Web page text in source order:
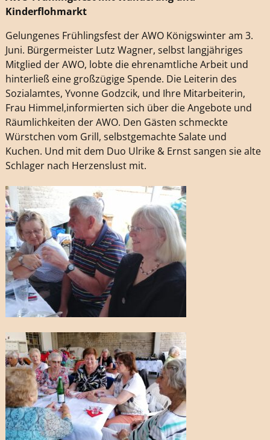
Kinderflohmarkt
Gelungenes Frühlingsfest der AWO Königswinter am 3.
Juni. Bürgermeister Lutz Wagner, selbst langjähriges
Mitglied der AWO, lobte die ehrenamtliche Arbeit und
hinterließ eine großzügige Spende. Die Leiterin des
Sozialamtes, Yvonne Godzcik, und Ihre Mitarbeiterin,
Frau Himmel,informierten sich über die Angebote und
Räumlichkeiten der AWO. Den Gästen schmeckte
Würstchen vom Grill, selbstgemachte Salate und
Kuchen. Und mit dem Duo Ulrike & Ernst sangen sie alte
Schlager nach Herzenslust mit.